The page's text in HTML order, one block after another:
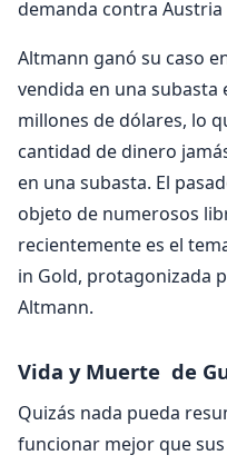
demanda contra
Altmann ganó su caso
vendida en una subasta
millones de dólares, lo
cantidad de dinero
en una subasta. El
objeto de numerosos
recientemente es el
in Gold, protagonizada
Altmann.
Vida y Muerte de
Quizás nada pueda
funcionar mejor que